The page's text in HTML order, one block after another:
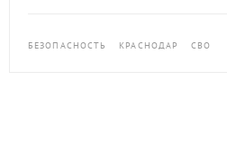
БЕЗОПАСНОСТЬ КРАСНОДАР СВО